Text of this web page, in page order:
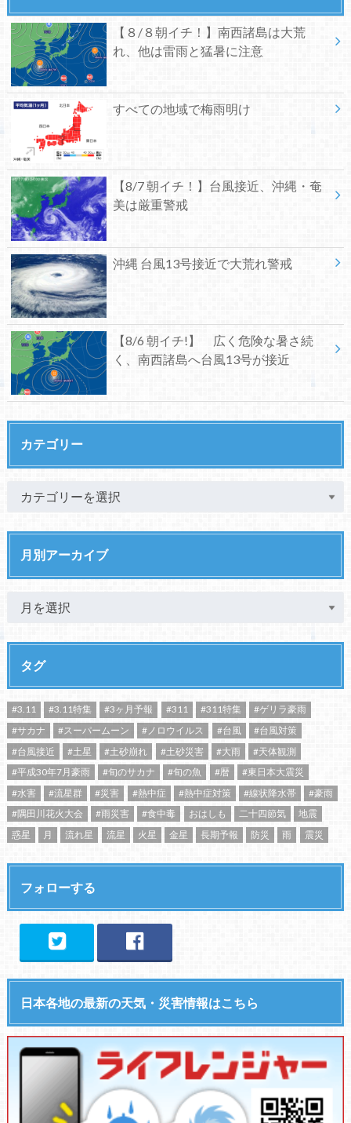
【８/８朝イチ！】南西諸島は大荒
れ、他は雷雨と猛暑に注意
すべての地域で梅雨明け
【8/7 朝イチ！】台風接近、沖縄・奄
美は厳重警戒
沖縄 台風13号接近で大荒れ警戒
【8/6 朝イチ!】 広く危険な暑さ続
く、南西諸島へ台風13号が接近
カテゴリー
月別アーカイブ
タグ
#3.11 #3.11特集 #3ヶ月予報 #311 #311特集
#ゲリラ豪雨
#サカナ
#スーパームーン #ノロウイルス #台風
#台風対策
#台風接近
#土星 #土砂崩れ #土砂災害 #大雨
#天体観測
#平成30年7月豪雨
#旬のサカナ #旬の魚 #暦
#東日本大震災
#水害
#流星群 #災害 #熱中症 #熱中症対策 #線状降水帯
#豪雨
#隅田川花火大会
#雨災害 #食中毒 おはしも 二十四節気
地震
惑星
月 流れ星 流星 火星 金星 長期予報 防災 雨 震災
フォローする
日本各地の最新の天気・災害情報はこちら